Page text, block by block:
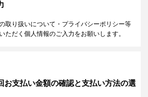
取り扱いについて・プライバシーポリシー等
ただく個人情報のご入力をお願いします。
お支払い金額の確認と支払い方法の選